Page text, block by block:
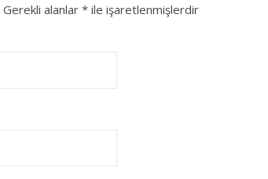
Gerekli alanlar * ile işaretlenmişlerdir